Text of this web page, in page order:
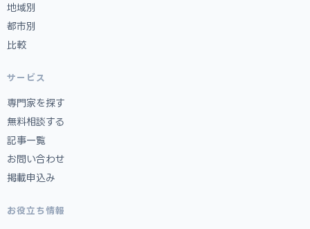
地域別
都市別
比較
サービス
専門家を探す
無料相談する
記事一覧
お問い合わせ
掲載申込み
お役立ち情報